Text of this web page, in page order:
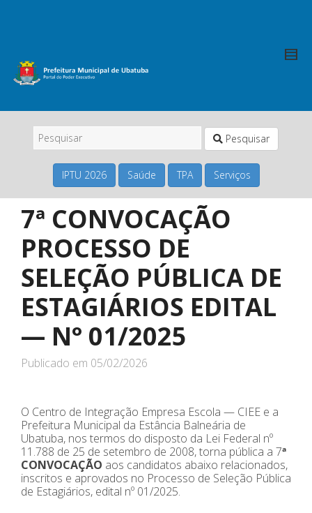
Pesquisar
IPTU 2026 Saúde TPA Serviços
7ª CONVOCAÇÃO
PROCESSO DE
SELEÇÃO PÚBLICA DE
ESTAGIÁRIOS EDITAL
— N° 01/2025
Publicado em 05/02/2026
O Centro de Integração Empresa Escola — CIEE e a
Prefeitura Municipal da Estância Balneária de
Ubatuba, nos termos do disposto da Lei Federal nº
11.788 de 25 de setembro de 2008, torna pública a 7ª
CONVOCAÇÃO aos candidatos abaixo relacionados,
inscritos e aprovados no Processo de Seleção Pública
de Estagiários, edital nº 01/2025.